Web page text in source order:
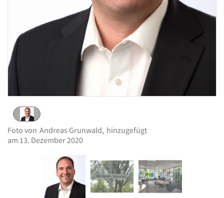
Andreas Grunwald
eingestellt von
2020
Foto von Andreas Grunwald, hinzugefügt
am 13. Dezember 2020